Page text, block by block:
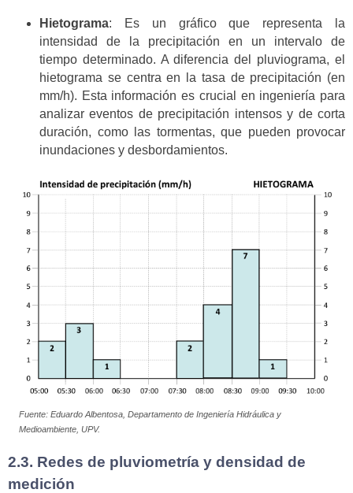
Hietograma: Es un gráfico que representa la
intensidad de la precipitación en un intervalo de
tiempo determinado. A diferencia del pluviograma, el
hietograma se centra en la tasa de precipitación (en
mm/h). Esta información es crucial en ingeniería para
analizar eventos de precipitación intensos y de corta
duración, como las tormentas, que pueden provocar
inundaciones y desbordamientos.
Fuente: Eduardo Albentosa, Departamento de Ingeniería Hidráulica y
Medioambiente, UPV.
2.3. Redes de pluviometría y densidad de
medición